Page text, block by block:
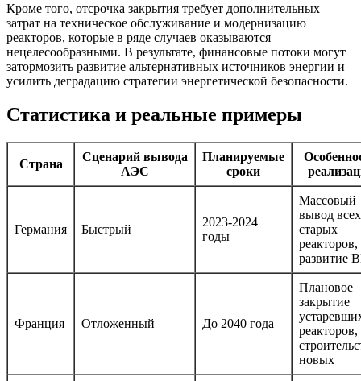
Кроме того, отсрочка закрытия требует дополнительных
затрат на техническое обслуживание и модернизацию
реакторов, которые в ряде случаев оказываются
нецелесообразными. В результате, финансовые потоки могут
затормозить развитие альтернативных источников энергии и
усилить деградацию стратегии энергетической безопасности.
Статистика и реальные примеры
Страна
Сценарий вывода
АЭС
Планируемые
сроки
Германия Быстрый
2023-2024
годы
Массовый
вывод всех
старых
реакторов,
развитие
Франция Отложенный До 2040 года
Плановое
закрытие
реакторов,
новых